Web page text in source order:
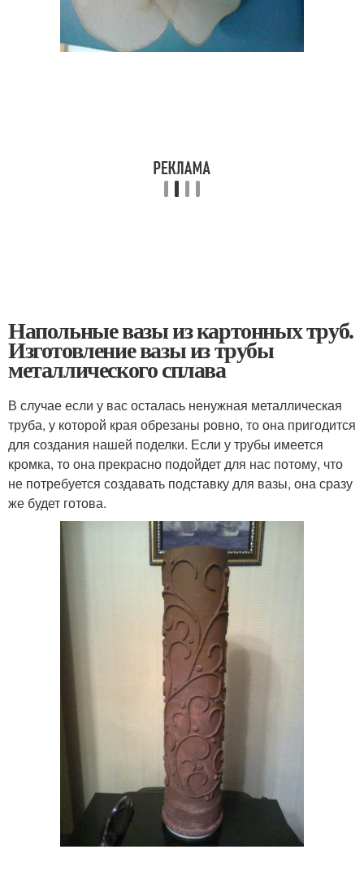
Напольные вазы из картонных труб.
Изготовление вазы из трубы
металлического сплава
В случае если у вас осталась ненужная металлическая
труба, у которой края обрезаны ровно, то она пригодится
для создания нашей поделки. Если у трубы имеется
кромка, то она прекрасно подойдет для нас потому, что
не потребуется создавать подставку для вазы, она сразу
же будет готова.